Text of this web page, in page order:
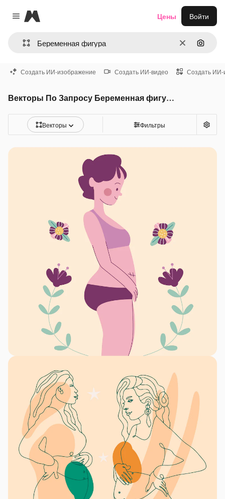
Close menu
Magnific
ОчиститьПоиск
Цены Войти
Создать ИИ-изображение Создать ИИ-видео Создать ИИ-
Векторы По Запросу Беременная фигура
Векторы Фильтры